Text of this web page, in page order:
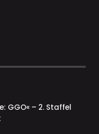
GGO« – 2. Staffel